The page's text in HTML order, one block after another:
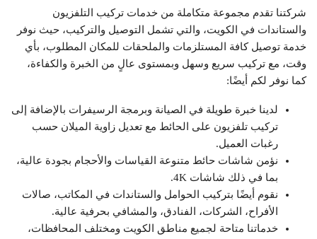
شركتنا تقدم مجموعة متكاملة من خدمات تركيب التلفزيون
والستاندات في الكويت، والتي تشمل التوصيل والتركيب، حيث نوفر
خدمة توصيل كافة المستلزمات والملحقات للمكان المطلوب، بأي
وقت، مع تركيب سريع وسهل وبمستوى عالٍ من الخبرة والكفاءة،
كما نوفر لكم أيضًا:
لدينا خبرة طويلة في الصيانة وبرمجة الرسيفرات بالإضافة إلى
تركيب تلفزيون على الحائط مع تعديل زاوية الميلان حسب
رغبات العميل.
نؤمن شاشات حائط متنوعة القياسات والأحجام بجودة عالية،
بما في ذلك شاشات 4K.
نقوم أيضًا بتركيب الحوامل والستاندات في المكاتب، صالات
الأفراح، الشركات، الفنادق، والمشافي بحرفية عالية.
خدماتنا متاحة لجميع مناطق الكويت ومختلف المحافظات،